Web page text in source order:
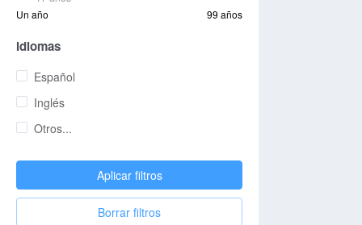
Un año
99 años
Idiomas
Español
Inglés
Otros...
Aplicar filtros
Borrar filtros